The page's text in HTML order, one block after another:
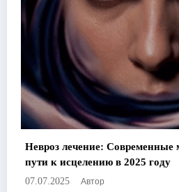
Невроз лечение:
пути к исцелению в 2025 году
07.07.2025 Автор